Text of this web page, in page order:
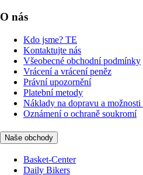
O nás
Kdo jsme? TE
Kontaktujte nás
Všeobecné obchodní podmínky
Vrácení a vrácení peněz
Právní upozornění
Platební metody
Náklady na dopravu a možnosti
Oznámení o ochraně soukromí
Naše obchody
Basket-Center
Daily Bikers